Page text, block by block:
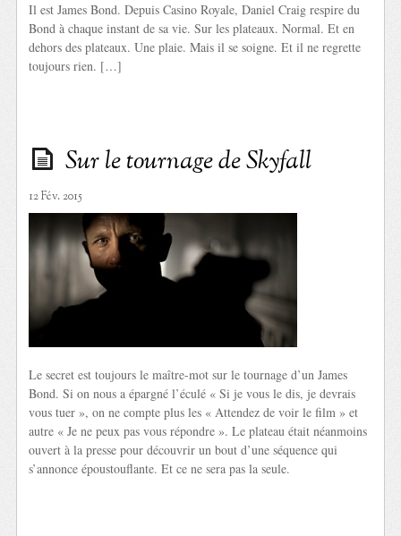
Il est James Bond. Depuis Casino Royale, Daniel Craig respire du
Bond à chaque instant de sa vie. Sur les plateaux. Normal. Et en
dehors des plateaux. Une plaie. Mais il se soigne. Et il ne regrette
toujours rien. […]
Sur le tournage de Skyfall
12 Fév. 2015
Le secret est toujours le maître-mot sur le tournage d’un James
Bond. Si on nous a épargné l’éculé « Si je vous le dis, je devrais
vous tuer », on ne compte plus les « Attendez de voir le film » et
autre « Je ne peux pas vous répondre ». Le plateau était néanmoins
ouvert à la presse pour découvrir un bout d’une séquence qui
s’annonce époustouflante. Et ce ne sera pas la seule.